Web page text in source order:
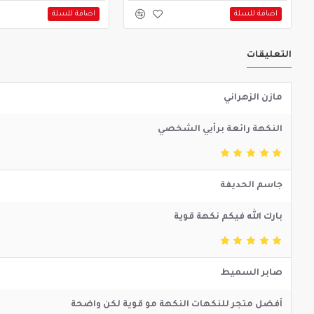
اضافة للسلة اضافة للسلة
التعليقات
مازن الزهراني
النكهة رائعة برأيي الشخصي
جاسم الحديفة
بارك الله فيكم نكهة قوية
صابر السميط
أفضل متجر للنكهات النكهة مو قوية لكن واضحة